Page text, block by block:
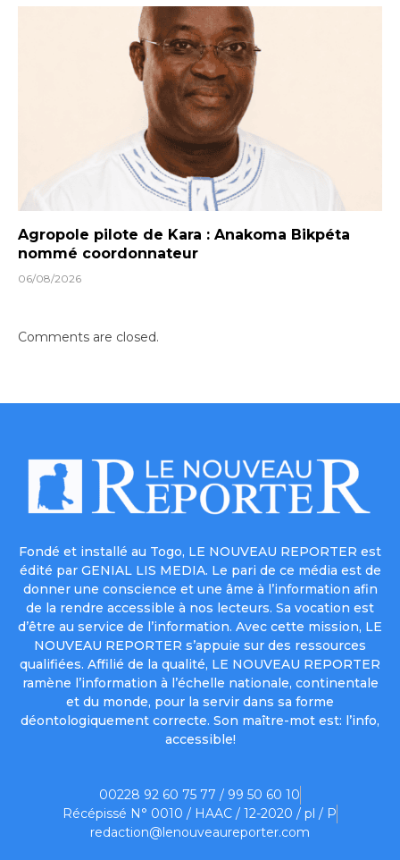
Agropole pilote de Kara : Anakoma Bikpéta
nommé coordonnateur
06/08/2026
Comments are closed.
Fondé et installé au Togo, LE NOUVEAU REPORTER est
édité par GENIAL LIS MEDIA. Le pari de ce média est de
donner une conscience et une âme à l’information afin
de la rendre accessible à nos lecteurs. Sa vocation est
d’être au service de l’information. Avec cette mission, LE
NOUVEAU REPORTER s’appuie sur des ressources
qualifiées. Affilié de la qualité, LE NOUVEAU REPORTER
ramène l’information à l’échelle nationale, continentale
et du monde, pour la servir dans sa forme
déontologiquement correcte. Son maître-mot est: l’info,
accessible!
00228 92 60 75 77 / 99 50 60 10
Récépissé N° 0010 / HAAC / 12-2020 / pl / P
redaction@lenouveaureporter.com